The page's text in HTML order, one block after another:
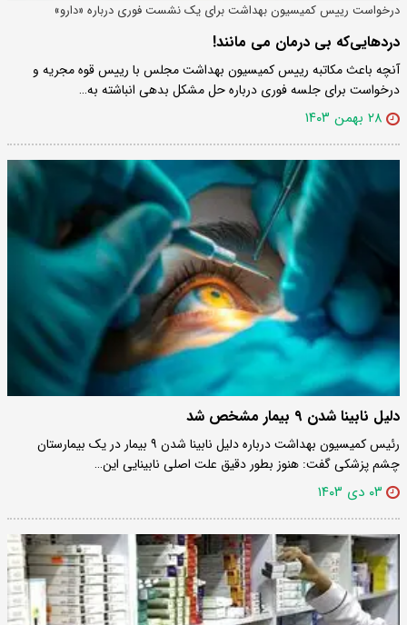
درخواست رییس کمیسیون بهداشت برای یک نشست فوری درباره «دارو»
دردهایی‌که بی درمان می مانند!
آنچه باعث مکاتبه رییس کمیسیون بهداشت مجلس با رییس قوه مجریه و
درخواست برای جلسه فوری درباره حل مشکل بدهی انباشته به…
۲۸ بهمن ۱۴۰۳
دلیل نابینا شدن ۹ بیمار مشخص شد
رئیس کمیسیون بهداشت درباره دلیل نابینا شدن ۹ بیمار در یک بیمارستان
چشم پزشکی گفت: هنوز بطور دقیق علت اصلی نابینایی این…
۰۳ دی ۱۴۰۳